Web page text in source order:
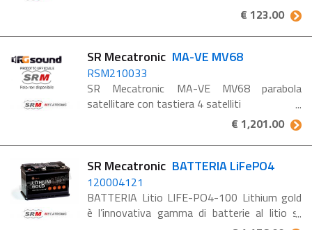
€ 123.00
SR Mecatronic MA-VE MV68
RSM210033
SR Mecatronic MA-VE MV68 parabola
satellitare con tastiera 4 satelliti
€ 1,201.00
SR Mecatronic BATTERIA LiFePO4
120004121
BATTERIA Litio LIFE-PO4-100 Lithium gold
è l’innovativa gamma di batterie al litio sr